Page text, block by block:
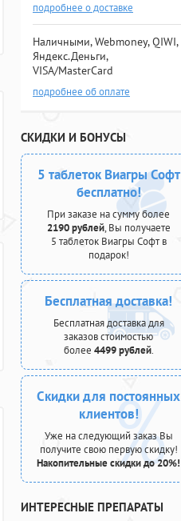
подробнее о доставке
Наличными, Webmoney, QIWI,
Яндекс.Деньги,
VISA/MasterCard
подробнее об оплате
СКИДКИ И БОНУСЫ
5 таблеток Виагры Софт
бесплатно!
При заказе на сумму более
2190 рублей, Вы получаете
5 таблеток Виагры Софт в
подарок!
Бесплатная доставка!
Бесплатная доставка для
заказов стоимостью
более 4499 рублей.
Скидки для постоянных
клиентов!
Уже на следующий заказ Вы
получите свою первую скидку!
Накопительные скидки до 20%!
ИНТЕРЕСНЫЕ ПРЕПАРАТЫ